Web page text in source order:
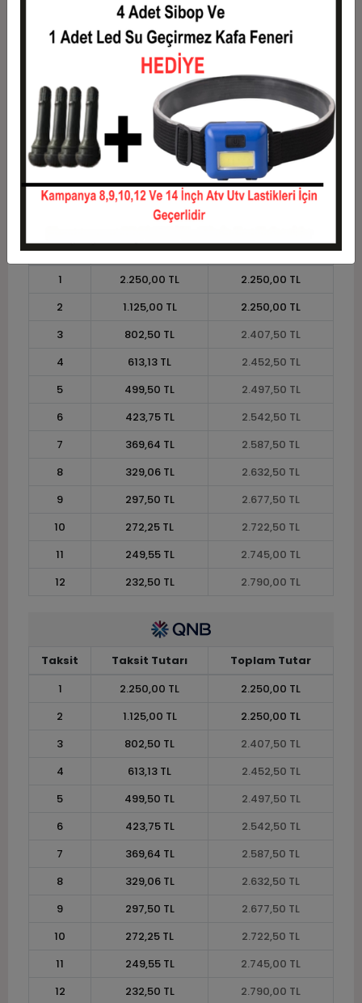
423,75 TL
7
369,64 TL
2.587,50 TL
329,06 TL
9
297,50 TL
10
272,25 TL
11
249,55 TL
2.745,00 TL
12
2.790,00 TL
Taksit Taksit Tutarı
Toplam Tutar
1
2.250,00 TL
2.250,00 TL
2
1.125,00 TL
2.250,00 TL
3
802,50 TL
2.407,50 TL
4
613,13 TL
2.452,50 TL
5
499,50 TL
2.497,50 TL
6
423,75 TL
2.542,50 TL
7
369,64 TL
2.587,50 TL
8
329,06 TL
2.632,50 TL
9
297,50 TL
2.677,50 TL
10
272,25 TL
2.722,50 TL
11
249,55 TL
2.745,00 TL
12
232,50 TL 2.790,00 TL
Taksit Taksit Tutarı
Toplam Tutar
1
2.250,00 TL
2.250,00 TL
2
1.125,00 TL
2.250,00 TL
3
802,50 TL
2.407,50 TL
4
613,13 TL
2.452,50 TL
5
499,50 TL
2.497,50 TL
6
423,75 TL
2.542,50 TL
7
369,64 TL
2.587,50 TL
8
329,06 TL
2.632,50 TL
9
297,50 TL
2.677,50 TL
10
272,25 TL
2.722,50 TL
11
249,55 TL
2.745,00 TL
12
232,50 TL 2.790,00 TL